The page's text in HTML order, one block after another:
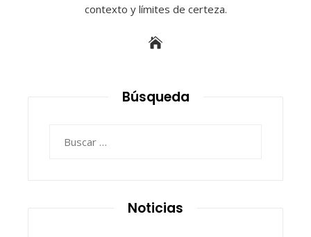
contexto y límites de certeza.
Búsqueda
Noticias